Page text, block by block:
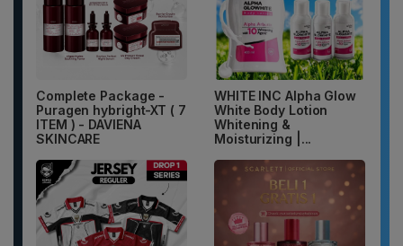
Complete Package -
Puragen hybright-XT ( 7
ITEM ) - DAVIENA
SKINCARE
WHITE INC Alpha Glow
White Body Lotion
Whitening &
Moisturizing |...